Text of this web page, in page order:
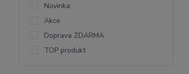
Novinka
Akce
Doprava ZDARMA
TOP produkt